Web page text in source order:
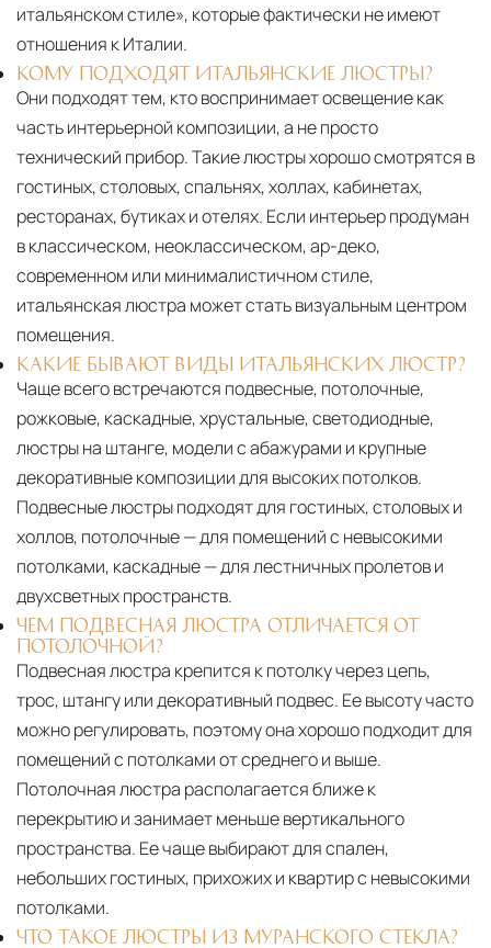
итальянском стиле», которые фактически не имеют
отношения к Италии.
КОМУ ПОДХОДЯТ ИТАЛЬЯНСКИЕ ЛЮСТРЫ?
Они подходят тем, кто воспринимает освещение как
часть интерьерной композиции, а не просто
технический прибор. Такие люстры хорошо смотрятся в
гостиных, столовых, спальнях, холлах, кабинетах,
ресторанах, бутиках и отелях. Если интерьер продуман
в классическом, неоклассическом, ар-деко,
современном или минималистичном стиле,
итальянская люстра может стать визуальным центром
помещения.
КАКИЕ БЫВАЮТ ВИДЫ ИТАЛЬЯНСКИХ ЛЮСТР?
Чаще всего встречаются подвесные, потолочные,
рожковые, каскадные, хрустальные, светодиодные,
люстры на штанге, модели с абажурами и крупные
декоративные композиции для высоких потолков.
Подвесные люстры подходят для гостиных, столовых и
холлов, потолочные — для помещений с невысокими
потолками, каскадные — для лестничных пролетов и
двухсветных пространств.
ЧЕМ ПОДВЕСНАЯ ЛЮСТРА ОТЛИЧАЕТСЯ ОТ
ПОТОЛОЧНОЙ?
Подвесная люстра крепится к потолку через цепь,
трос, штангу или декоративный подвес. Ее высоту часто
можно регулировать, поэтому она хорошо подходит для
помещений с потолками от среднего и выше.
Потолочная люстра располагается ближе к
перекрытию и занимает меньше вертикального
пространства. Ее чаще выбирают для спален,
небольших гостиных, прихожих и квартир с невысокими
потолками.
ЧТО ТАКОЕ ЛЮСТРЫ ИЗ МУРАНСКОГО СТЕКЛА?